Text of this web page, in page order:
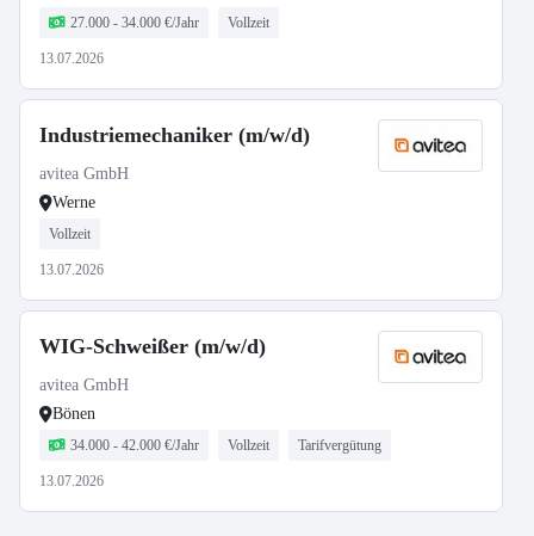
27.000 - 34.000 €/Jahr Vollzeit
13.07.2026
Industriemechaniker (m/w/d)
avitea GmbH
Werne
Vollzeit
13.07.2026
WIG-Schweißer (m/w/d)
avitea GmbH
Bönen
34.000 - 42.000 €/Jahr Vollzeit Tarifvergütung
13.07.2026